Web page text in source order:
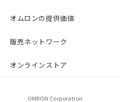
オムロンの提供価値
販売ネットワーク
オンラインストア
OMRON Corporation